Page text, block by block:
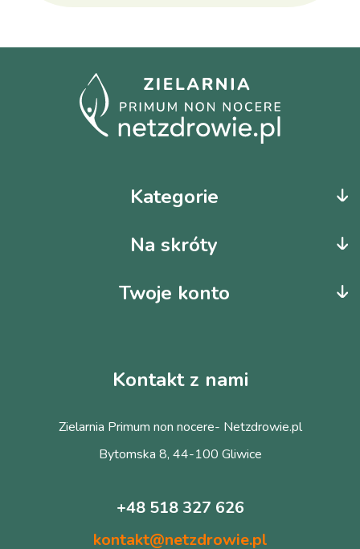
Kategorie
Na skróty
Twoje konto
Kontakt z nami
Zielarnia Primum non nocere- Netzdrowie.pl
Bytomska 8, 44-100 Gliwice
+48 518 327 626
kontakt@netzdrowie.pl